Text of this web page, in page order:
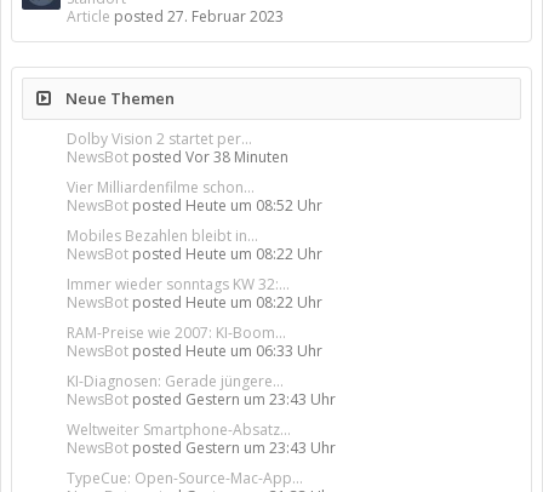
Article posted 27. Februar 2023
Neue Themen
Dolby Vision 2 startet per...
NewsBot posted Vor 38 Minuten
Vier Milliardenfilme schon...
NewsBot posted Heute um 08:52 Uhr
Mobiles Bezahlen bleibt in...
NewsBot posted Heute um 08:22 Uhr
Immer wieder sonntags KW 32:...
NewsBot posted Heute um 08:22 Uhr
RAM-Preise wie 2007: KI-Boom...
NewsBot posted Heute um 06:33 Uhr
KI-Diagnosen: Gerade jüngere...
NewsBot posted Gestern um 23:43 Uhr
Weltweiter Smartphone-Absatz...
NewsBot posted Gestern um 23:43 Uhr
TypeCue: Open-Source-Mac-App...